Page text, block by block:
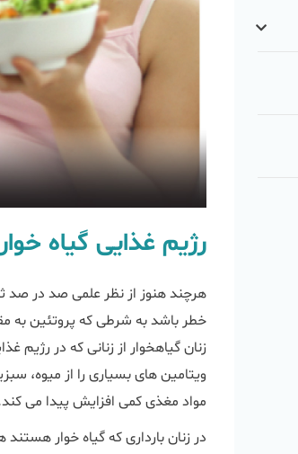
رژیم غذایی گیاه
خطر باشد به شرطی که پروتئین به
زنان گیاهخوار از زنانی که در
مواد مغذی کمی افزایش پیدا می